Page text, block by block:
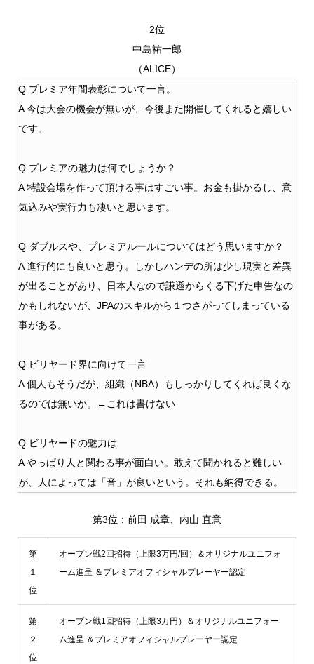
2位
中島祐一郎
（ALICE）
Q プレミア年間表彰について一言。
A 今は大会の機会が無いが、今後また開催してくれると嬉しい
です。
Q プレミアの魅力は何でしょうか？
A 特設会場を作って頂ける事はすごい事。お金も掛かるし、意
気込みや実行力も凄いと思います。
Q ダブルスや、プレミアルールについてはどう思いますか？
A 進行的にも良いと思う。しかしハンデの所は少し現実と差異
が出ることがあり、日本人なので謙遜からくる下げた申告なの
かもしれないが、JPAのスキルから１つさがってしまっている
事がある。
Q ビリヤード界に向けて一言
A 個人もそうだが、組織（NBA）もしっかりしてくれば良くな
るのでは無いか。←これは書けない
Q ビリヤードの魅力は
A やっぱり人と関わる事が面白い。敢えて聞かれると難しい
が、人によっては「音」が良いという。それも納得できる。
第3位：前田 成章、内山 直意
第
１
位
オープン戦2回招待（上限3万円/回）＆オリジナルユニフォ
ーム進呈 ＆プレミアオフィシャルプレーヤー認定
第
２
位
オープン戦1回招待（上限3万円）＆オリジナルユニフォー
ム進呈 ＆プレミアオフィシャルプレーヤー認定